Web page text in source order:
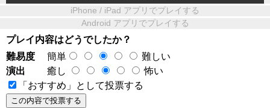
iPhone / iPad アプリでプレイする
Android アプリでプレイする
プレイ内容はどうでしたか？
難易度
簡単
難しい
演出
癒し
怖い
「おすすめ」として投票する